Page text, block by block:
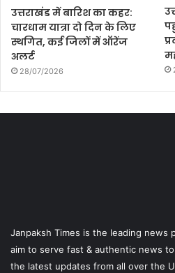
उत्तराखंड में बारिश का कहर:
चारधाम यात्रा दो दिन के लिए
स्थगित, कई जिलों में ऑरेंज
अलर्ट
28/07/2026
Janpaksh Times is the leading news
aim to serve fast & authentic news
the latest updates from all over the